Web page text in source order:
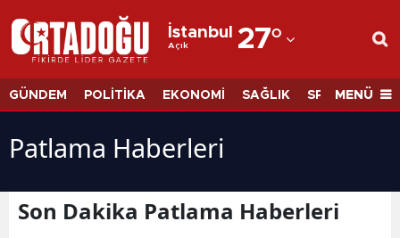
İstanbul
Açık 27°
Adana
Adıyaman
Ağrı
GÜNDEM POLİTİKA EKONOMİ SAĞLIK SPORMENÜ
Patlama Haberleri
Son Dakika Patlama Haberleri